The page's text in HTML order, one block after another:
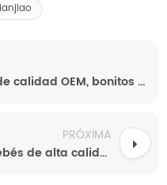
Pañales desechables de calidad OEM, bonitos y transpirables para bebés, venta al por mayor.
PRÓXIMA
Pañales desechables para bebés de alta calidad, recién llegados al por mayor, de la fábrica de Quanzhou, proveedor de pañales Sleepy Baby.